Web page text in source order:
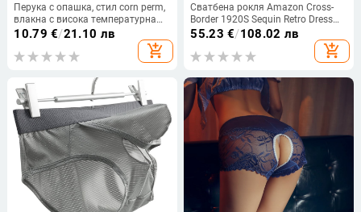
Перука с опашка, стил corn perm,
влакна с висока температурна
устойчивост, модел 7030, Bai
10.79 €/21.10 лв
add_shopping_cart
Сватбена рокля Amazon Cross-
Border 1920S Sequin Retro Dress
Plus Size Banquet Dams Evening
55.23 €/108.02 лв
add_shopping_cart